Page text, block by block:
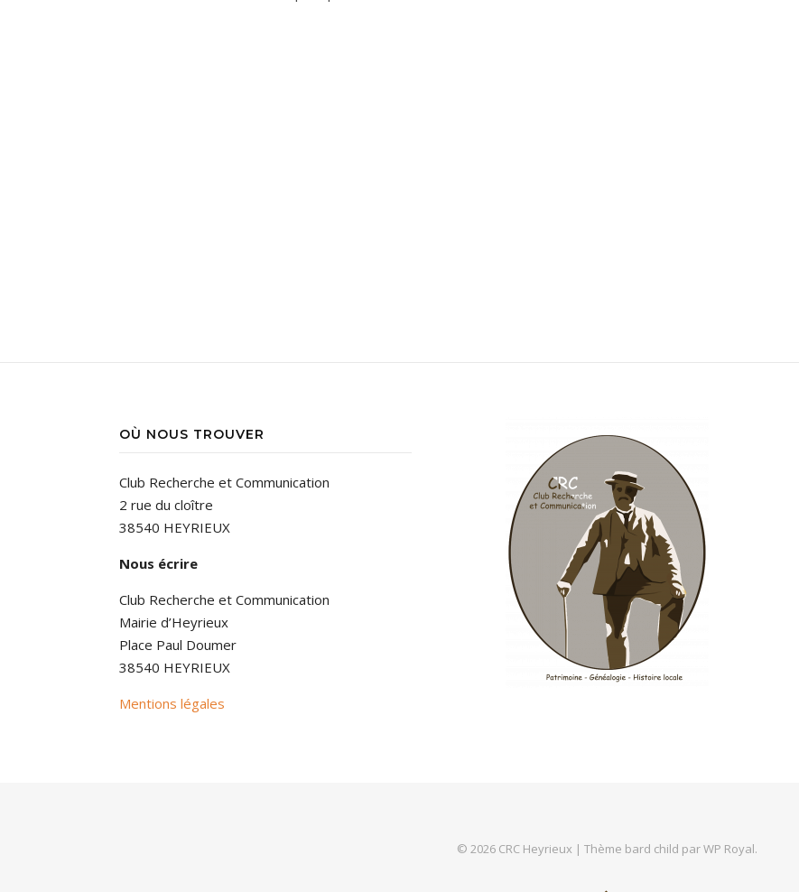
OÙ NOUS TROUVER
Club Recherche et Communication
2 rue du cloître
38540 HEYRIEUX
Nous écrire
Club Recherche et Communication
Mairie d’Heyrieux
Place Paul Doumer
38540 HEYRIEUX
Mentions légales
© 2026 CRC Heyrieux | Thème bard child parWP Royal.